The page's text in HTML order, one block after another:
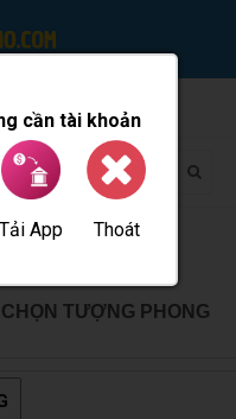
cần tài khoản
Tải App Thoát
TƯỢNG PHONG